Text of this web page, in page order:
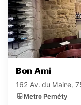
Bon Ami
162 Av. du Maine,
Metro Pernéty